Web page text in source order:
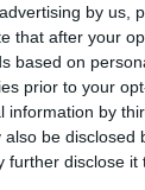
by us,
that after your
based on
prior to your
by
be disclosed
further disclose it
hacer
obtener.
para
son
trabajo a